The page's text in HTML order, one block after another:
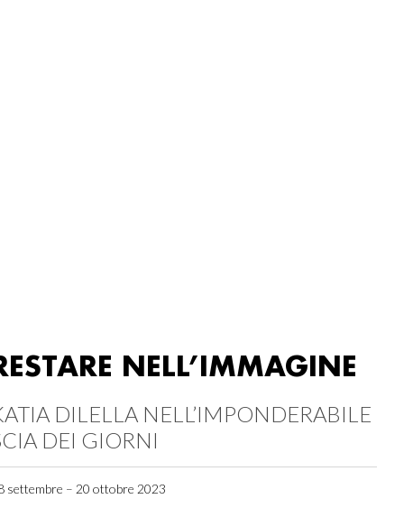
NELL’IMMAGINE
DILELLA NELL’IMPONDERABILE
DEI GIORNI
settembre – 20 ottobre 2023